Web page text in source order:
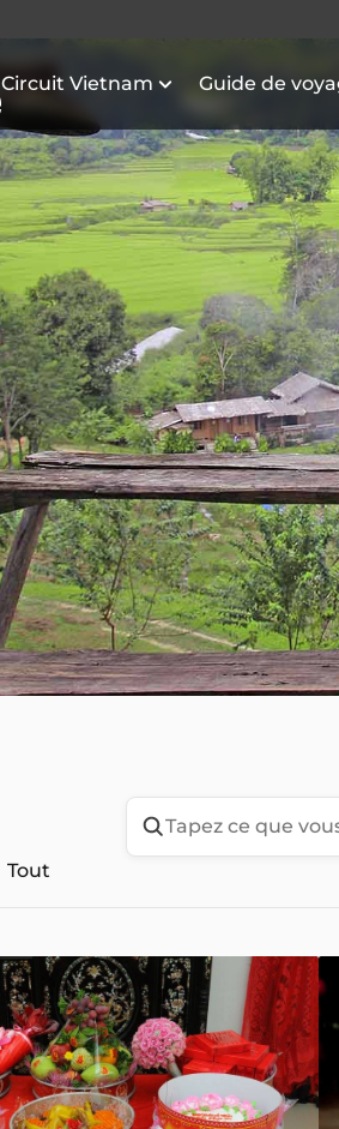
Circuit Vietnam Guide de
Tout